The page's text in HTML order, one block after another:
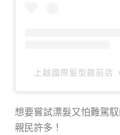
上越國際髮型館前
想要嘗試漂髮又怕難駕
親民許多！